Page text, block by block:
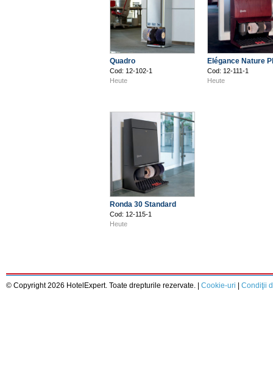
Quadro
Cod: 12-102-1
Heute
Elégance Nature
Cod: 12-111-1
Heute
Ronda 30 Standard
Cod: 12-115-1
Heute
© Copyright 2026 HotelExpert. Toate drepturile rezervate. | Cookie-uri Condiţii